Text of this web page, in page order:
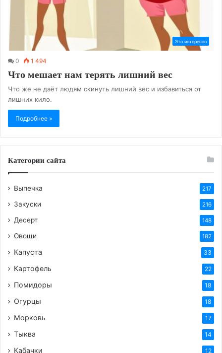
Это интересно
0 1 494
Что мешает нам терять лишний вес
Что же не даёт людям скинуть лишний вес и избавиться от
лишних кило.
Подробнее »
Категории сайта
Выпечка 217
Закуски 216
Десерт 148
Овощи 182
Капуста 33
Картофель 22
Помидоры 18
Огурцы 18
Морковь 17
Тыква 14
Кабачки 12